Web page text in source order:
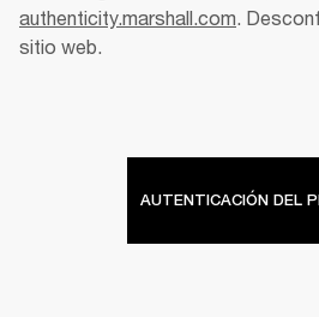
authenticity.marshall.com .
sitio web.
AUTENTICACIÓN DEL